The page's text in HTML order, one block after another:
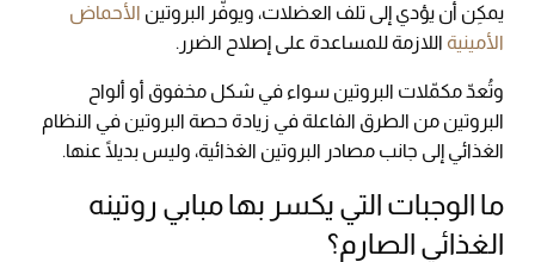
يمكِن أن يؤدي إلى تلف العضلات، ويوفّر البروتين الأحماض
الأمينية اللازمة للمساعدة على إصلاح الضرر.
وتُعدّ مكمّلات البروتين سواء في شكل مخفوق أو ألواح
البروتين من الطرق الفاعلة في زيادة حصة البروتين في النظام
الغذائي إلى جانب مصادر البروتين الغذائية، وليس بديلًا عنها.
ما الوجبات التي يكسر بها مبابي روتينه
الغذائي الصارم؟